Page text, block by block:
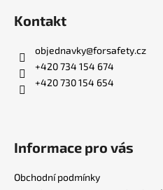
Kontakt
objednavky@forsafety.cz
+420 734 154 674
+420 730 154 654
Informace pro vás
Obchodní podmínky